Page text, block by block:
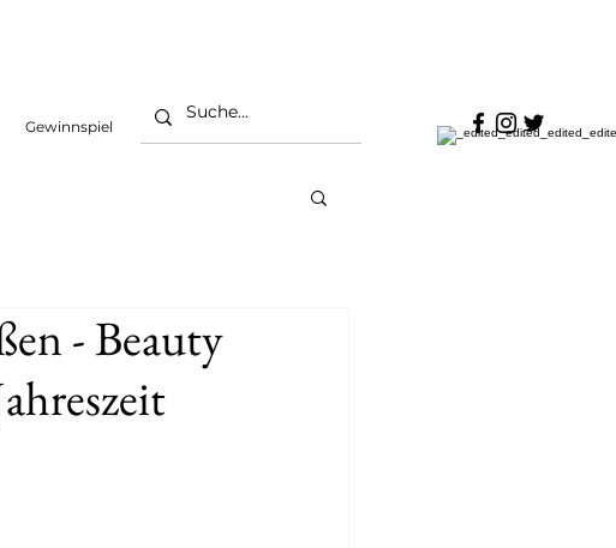
Gewinnspiel
- Beauty